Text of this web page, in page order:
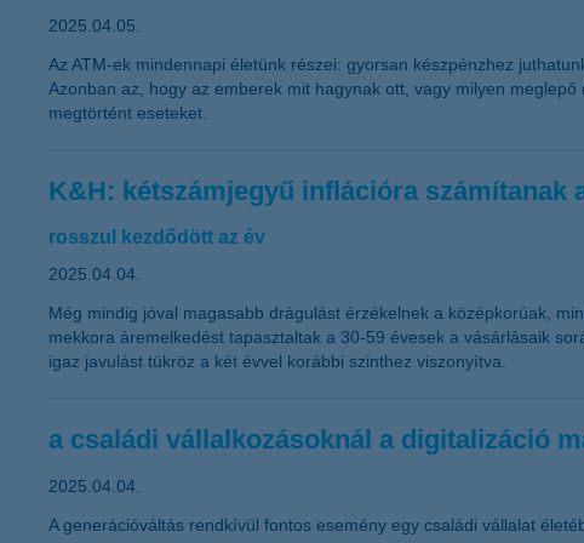
2025.04.05.
Az ATM-ek mindennapi életünk részei: gyorsan készpénzhez
Azonban az, hogy az emberek mit hagynak ott, vagy milyen
megtörtént eseteket.
K&H: kétszámjegyű inflációra számítanak
rosszul kezdődött az év
2025.04.04.
Még mindig jóval magasabb drágulást érzékelnek a középkorúak,
mekkora áremelkedést tapasztaltak a 30-59 évesek a vásárlásaik
igaz javulást tükröz a két évvel korábbi szinthez viszonyítva.
a családi vállalkozásoknál a digitalizáció
2025.04.04.
A generációváltás rendkívül fontos esemény egy családi vállalat